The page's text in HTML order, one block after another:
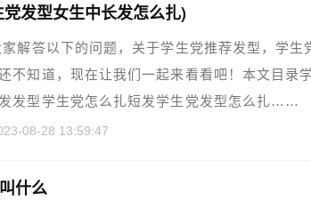
发型女生中长发怎么扎)
解答以下的问题，关于学生党推荐发型，学生
不知道，现在让我们一起来看看吧！本文目录学
发型学生党怎么扎短发学生党发型怎么扎……
08-28 13:59:47
什么